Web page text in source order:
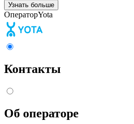
Узнать больше
ОператорYota
Контакты
Об операторе